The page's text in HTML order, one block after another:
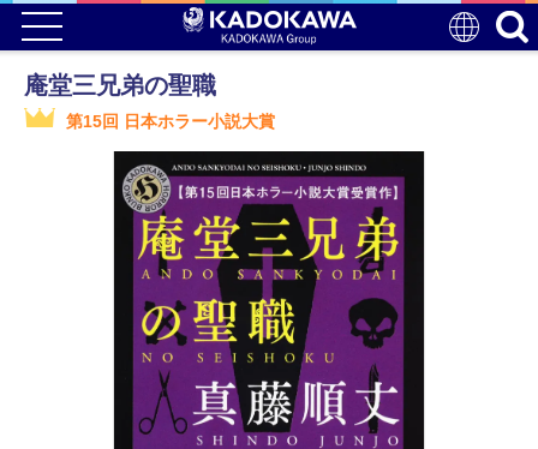
庵堂三兄弟の聖職
第15回 日本ホラー小説大賞